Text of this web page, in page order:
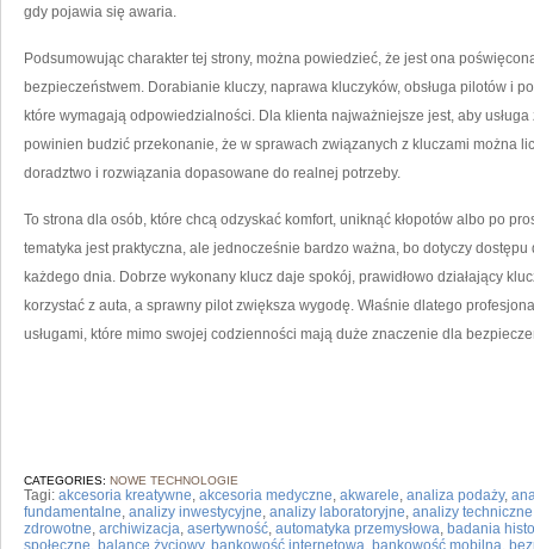
gdy pojawia się awaria.
Podsumowując charakter tej strony, można powiedzieć, że jest ona
bezpieczeństwem. Dorabianie kluczy, naprawa kluczyków, obsługa pilotów i
które wymagają odpowiedzialności. Dla klienta najważniejsze jest, aby usługa
powinien budzić przekonanie, że w sprawach związanych z kluczami można
doradztwo i rozwiązania dopasowane do realnej potrzeby.
To strona dla osób, które chcą odzyskać komfort, uniknąć kłopotów albo po
tematyka jest praktyczna, ale jednocześnie bardzo ważna, bo dotyczy dostępu
każdego dnia. Dobrze wykonany klucz daje spokój, prawidłowo działający
korzystać z auta, a sprawny pilot zwiększa wygodę. Właśnie dlatego
usługami, które mimo swojej codzienności mają duże znaczenie dla
CATEGORIES: NOWE TECHNOLOGIE
Tagi: akcesoria kreatywne, akcesoria medyczne, akwarele, analiza podaży,
fundamentalne, analizy inwestycyjne, analizy laboratoryjne, analizy techniczne
zdrowotne, archiwizacja, asertywność, automatyka przemysłowa, badania
społeczne, balance życiowy, bankowość internetowa, bankowość mobilna,